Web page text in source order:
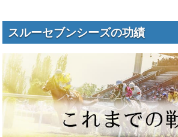
スルーセブンシーズの功績